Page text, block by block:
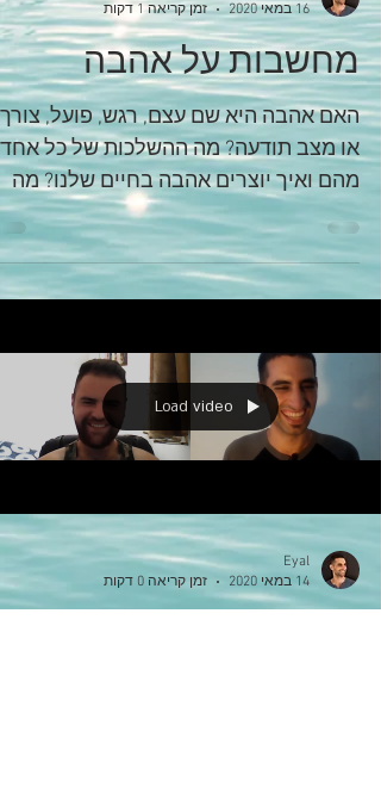
16 במאי 2020
זמן קריאה 1 דקות
מחשבות על אהבה
האם אהבה היא שם עצם, רגש, פועל, צורך
או מצב תודעה? מה ההשלכות של כל אחד
מהם ואיך יוצרים אהבה בחיים שלנו? מה
אתם חושבים? * וידוי מצחיק -...
Load video
Eyal
14 במאי 2020
זמן קריאה 0 דקות